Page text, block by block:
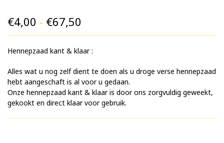
€4,00 - €67,50
€4,00
tot
€67,50
Hennepzaad kant & klaar :
Alles wat u nog zelf dient te doen als u droge verse hennepzaad
hebt aangeschaft is al voor u gedaan.
Onze hennepzaad kant & klaar is door ons zorgvuldig geweekt,
gekookt en direct klaar voor gebruik.